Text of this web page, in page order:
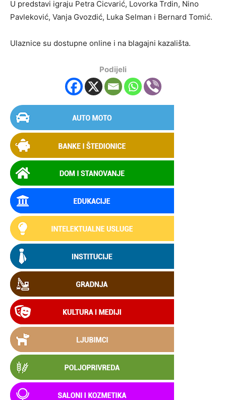
U predstavi igraju Petra Cicvarić, Lovorka Trdin, Nino
Pavleković, Vanja Gvozdić, Luka Selman i Bernard Tomić.
Ulaznice su dostupne online i na blagajni kazališta.
Podijeli